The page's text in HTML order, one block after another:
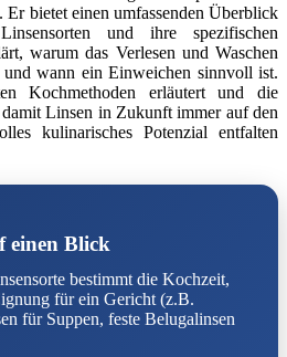
bietet einen umfassenden Überblick
und ihre spezifischen
warum das Verlesen und Waschen
wann ein Einweichen sinnvoll ist.
Kochmethoden erläutert und die
Linsen in Zukunft immer auf den
kulinarisches Potenzial entfalten
einen Blick
bestimmt die Kochzeit,
für ein Gericht (z.B.
für Suppen, feste Belugalinsen